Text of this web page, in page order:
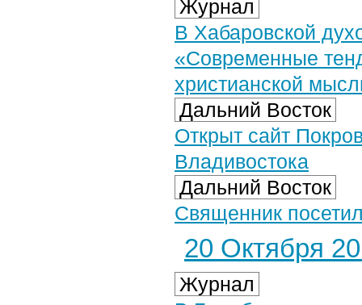
Журнал
В Хабаровской
«Современные
христианской
Дальний Восток
Открыт сайт
Владивостока
Дальний Восток
Священник
20 Октября
Журнал